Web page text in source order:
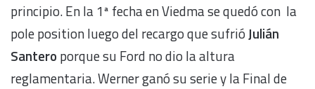
principio. En la 1ª fecha en Viedma se quedó con la
pole position luego del recargo que sufrióJulián
Santero porque su Ford no dio la altura
reglamentaria. Werner ganó su serie y la Final de